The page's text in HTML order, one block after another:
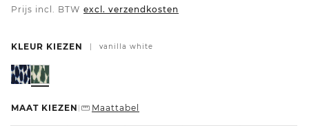
Prijs incl. BTW excl. verzendkosten
KLEUR KIEZEN vanilla white
MAAT KIEZEN Maattabel